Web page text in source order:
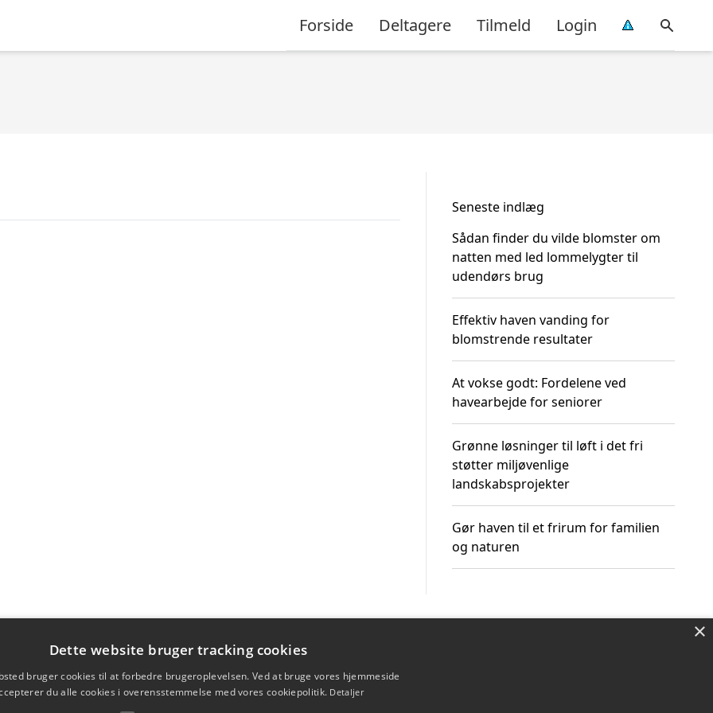
Forside Deltagere Tilmeld Login
Seneste indlæg
Sådan finder du vilde blomster om
natten med led lommelygter til
udendørs brug
Effektiv haven vanding for
blomstrende resultater
At vokse godt: Fordelene ved
havearbejde for seniorer
Grønne løsninger til løft i det fri
støtter miljøvenlige
landskabsprojekter
Gør haven til et frirum for familien
og naturen
×
Dette website bruger tracking cookies
bruger cookies til at forbedre brugeroplevelsen. Ved at bruge vores hjemmeside
du alle cookies i overensstemmelse med vores cookiepolitik. Detaljer